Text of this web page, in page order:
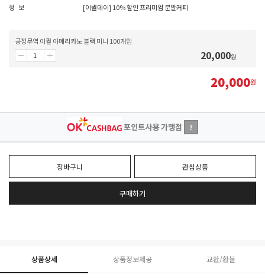
정 보
[이퀄데이] 10% 할인 프리미엄 분말커피
공정무역 이퀄 아메리카노 블랙 미니 100개입
20,000원
20,000원
포인트사용 가맹점 ?
장바구니 관심상품
구매하기
상품상세 상품정보제공 교환/환불